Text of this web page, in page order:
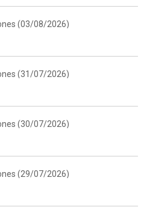
(03/08/2026)
(31/07/2026)
(30/07/2026)
(29/07/2026)